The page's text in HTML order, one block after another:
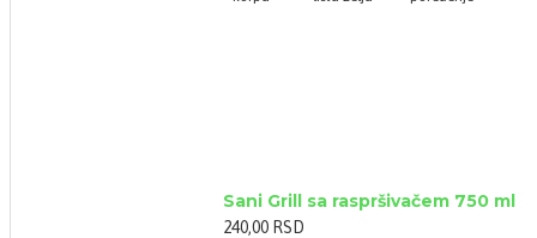
Sani Grill sa raspršivačem 750 ml
240,00 RSD